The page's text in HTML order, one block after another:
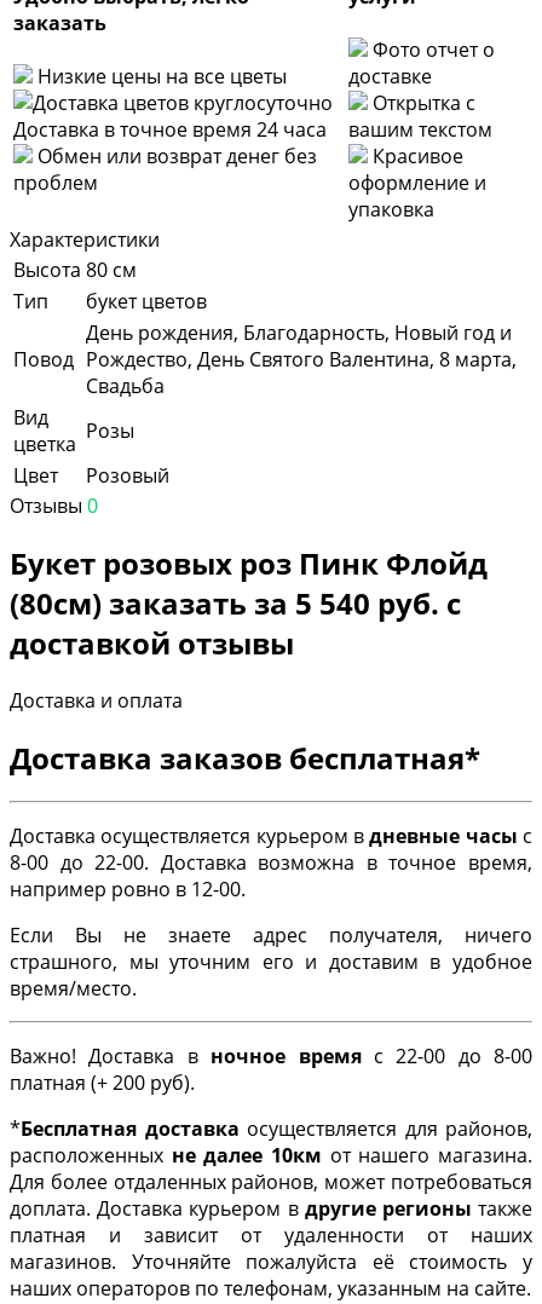
заказать
Низкие цены на все цветы
Доставка в точное время 24 часа
Обмен или возврат денег без
проблем
Фото отчет о
доставке
Открытка с
вашим текстом
Красивое
оформление и
упаковка
Характеристики
Высота 80 см
Тип
букет цветов
Повод
День рождения, Благодарность, Новый год и
Рождество, День Святого Валентина, 8 марта,
Свадьба
Вид
цветка Розы
Цвет
Розовый
Отзывы 0
Букет розовых роз Пинк Флойд
(80см) заказать за 5 540 руб. с
доставкой отзывы
Доставка и оплата
Доставка заказов бесплатная*
Доставка осуществляется курьером вдневные часы с
8-00 до 22-00. Доставка возможна в точное время,
например ровно в 12-00.
Если Вы не знаете адрес получателя, ничего
страшного, мы уточним его и доставим в удобное
время/место.
Важно! Доставка в ночное времяс 22-00 до 8-00
платная (+ 200 руб).
*Бесплатная доставка осуществляется для районов,
расположенных не далее 10км от нашего магазина.
Для более отдаленных районов, может потребоваться
доплата. Доставка курьером в другие регионы также
платная и зависит от удаленности от наших
магазинов. Уточняйте пожалуйста её стоимость у
наших операторов по телефонам, указанным на сайте.